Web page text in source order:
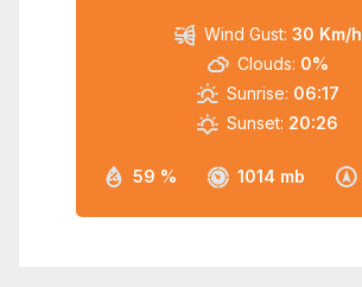
59 % 1014 mb
Wind Gust: 30 Km/h
Clouds: 0%
Sunrise: 06:17
Sunset: 20:26